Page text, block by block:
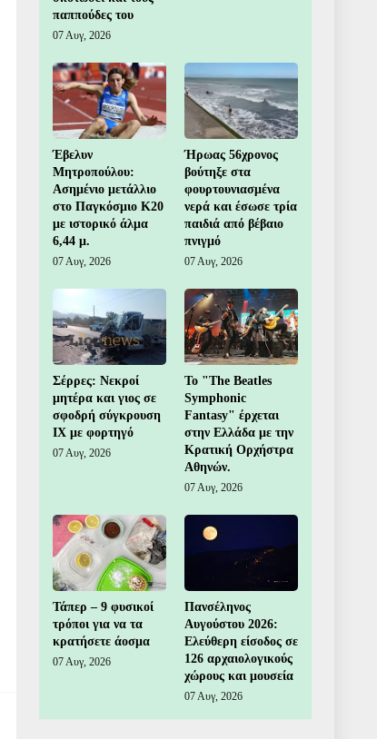
παππούδες του
07 Αυγ, 2026
Έβελυν
Μητροπούλου:
Ασημένιο μετάλλιο
στο Παγκόσμιο Κ20
με ιστορικό άλμα
6,44 μ.
07 Αυγ, 2026
Ήρωας 56χρονος
βούτηξε στα
φουρτουνιασμένα
νερά και έσωσε τρία
παιδιά από βέβαιο
πνιγμό
07 Αυγ, 2026
Σέρρες: Νεκροί
μητέρα και γιος σε
σφοδρή σύγκρουση
ΙΧ με φορτηγό
07 Αυγ, 2026
Το "The Beatles
Symphonic
Fantasy" έρχεται
στην Ελλάδα με την
Κρατική Ορχήστρα
Αθηνών.
07 Αυγ, 2026
Τάπερ – 9 φυσικοί
τρόποι για να τα
κρατήσετε άοσμα
07 Αυγ, 2026
Πανσέληνος
Αυγούστου 2026:
Ελεύθερη είσοδος σε
126 αρχαιολογικούς
χώρους και μουσεία
07 Αυγ, 2026